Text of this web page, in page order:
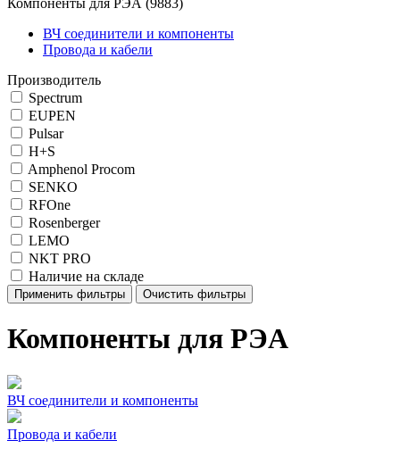
Компоненты для РЭА (9883)
ВЧ соединители и компоненты
Провода и кабели
Производитель
Spectrum
EUPEN
Pulsar
H+S
Amphenol Procom
SENKO
RFOne
Rosenberger
LEMO
NKT PRO
Наличие на складе
Применить фильтры Очистить фильтры
Компоненты для РЭА
ВЧ соединители и компоненты
Провода и кабели